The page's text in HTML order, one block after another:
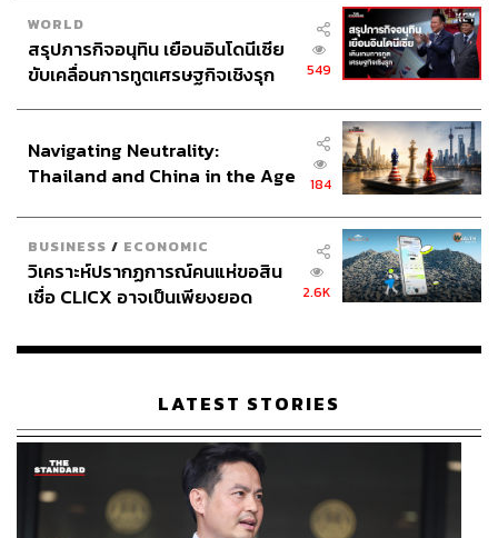
WORLD
สรุปภารกิจอนุทิน เยือนอินโดนีเซีย
ขับเคลื่อนการทูตเศรษฐกิจเชิงรุก
549
Navigating Neutrality:
Thailand and China in the Age
184
BUSINESS / ECONOMIC
วิเคราะห์ปรากฏการณ์คนแห่ขอสิน
เชื่อ CLICX อาจเป็นเพียงยอด
เรือนไทยที่ถูกซุกไว้
2.6K
LATEST STORIES